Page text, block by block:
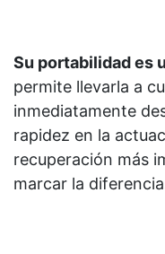
Su portabilidad es
permite llevarla a
inmediatamente
rapidez en la
recuperación más
marcar la